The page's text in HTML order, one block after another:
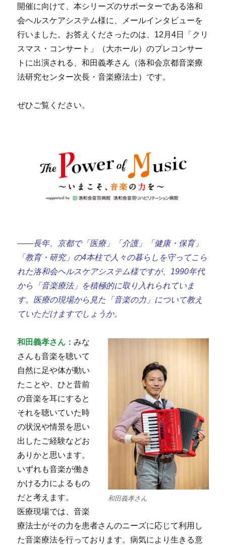
開催に向けて、本シリーズのサポーターである洛和
会ヘルスケアシステム様に、メールインタビューを
行いました。お答えくださったのは、12月4日「クリ
スマス・コンサート」（大ホール）のプレコンサー
トに出演される、和田義孝さん（洛和会京都音楽療
法研究センター次長・音楽療法士）です。
ぜひご覧ください。
――長年、京都で「医療」「介護」「健康・保育」
「教育・研究」の4本柱で人々の暮らしを守ってこら
れた洛和会ヘルスケアシステム様ですが、1990年代
から「音楽療法」を積極的に取り入れられていま
す。医療の現場から見た「音楽の力」について教え
ていただけますでしょうか。
和田義孝さん
和田義孝さん：みな
さんも音楽を聴いて
自然に足や体が動い
たことや、ひと昔前
の音楽を耳にすると
それを聴いていた時
の状況や情景を思い
出したご経験などお
ありかと思います。
いずれも音楽が働き
かける力によるもの
だと考えます。
医療現場では、音楽
療法士がその力を患者さんのニーズに応じて利用し
た音楽療法を行っております。病気により生きる意